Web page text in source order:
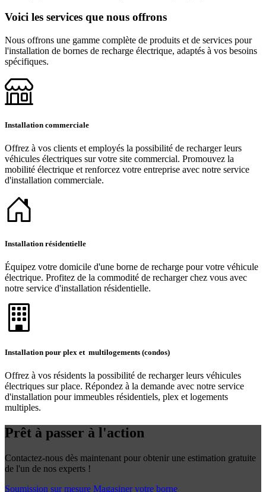
Voici les services que nous offrons
Nous offrons une gamme complète de produits et de services pour
l'installation de bornes de recharge électrique, adaptés à vos besoins
spécifiques.
Installation commerciale
Offrez à vos clients et employés la possibilité de recharger leurs
véhicules électriques sur votre site commercial. Promouvez la
mobilité électrique et renforcez votre entreprise avec notre service
d'installation commerciale.
Installation résidentielle
Équipez votre domicile d'une borne de recharge pour votre véhicule
électrique. Profitez de la commodité de recharger chez vous avec
notre service d'installation résidentielle.
Installation pour plex et multilogements (condos)
Offrez à vos résidents la possibilité de recharger leurs véhicules
électriques sur place. Répondez à la demande avec notre service
d'installation pour immeubles résidentiels, plex et logements
multiples.
Prêt à passer à l'action
Contactez-nous dès maintenant pour obtenir une estimation gratuite
de l'un de nos experts !
Soumission sur mesure Magasiner votre borne